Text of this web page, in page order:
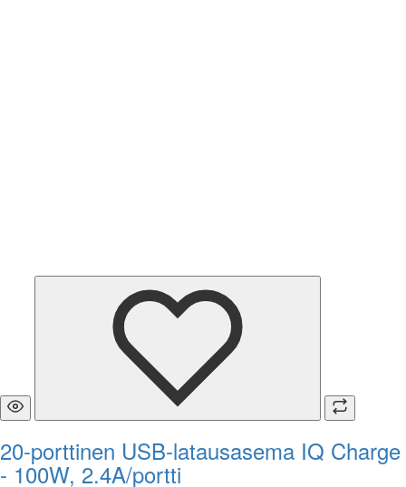
20-porttinen USB-latausasema IQ Charge
- 100W, 2.4A/portti